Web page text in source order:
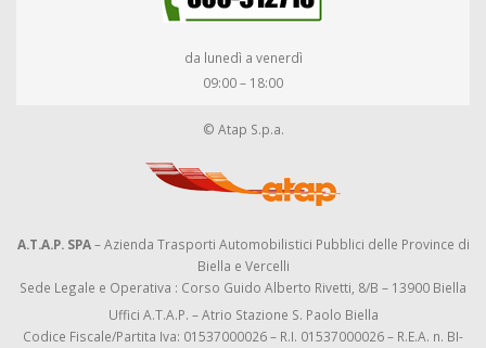
da lunedì a venerdì
09:00 – 18:00
© Atap S.p.a.
A.T.A.P. SPA– Azienda Trasporti Automobilistici Pubblici delle Province di
Biella e Vercelli
Sede Legale e Operativa : Corso Guido Alberto Rivetti, 8/B – 13900 Biella
Uffici A.T.A.P. – Atrio Stazione S. Paolo Biella
Codice Fiscale/Partita Iva: 01537000026 – R.I. 01537000026 – R.E.A. n. BI-